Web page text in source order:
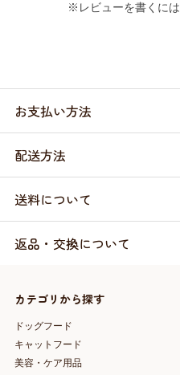
※レビューを書くには
お支払い方法
配送方法
送料について
返品・交換について
カテゴリから探す
ドッグフード
キャットフード
美容・ケア用品